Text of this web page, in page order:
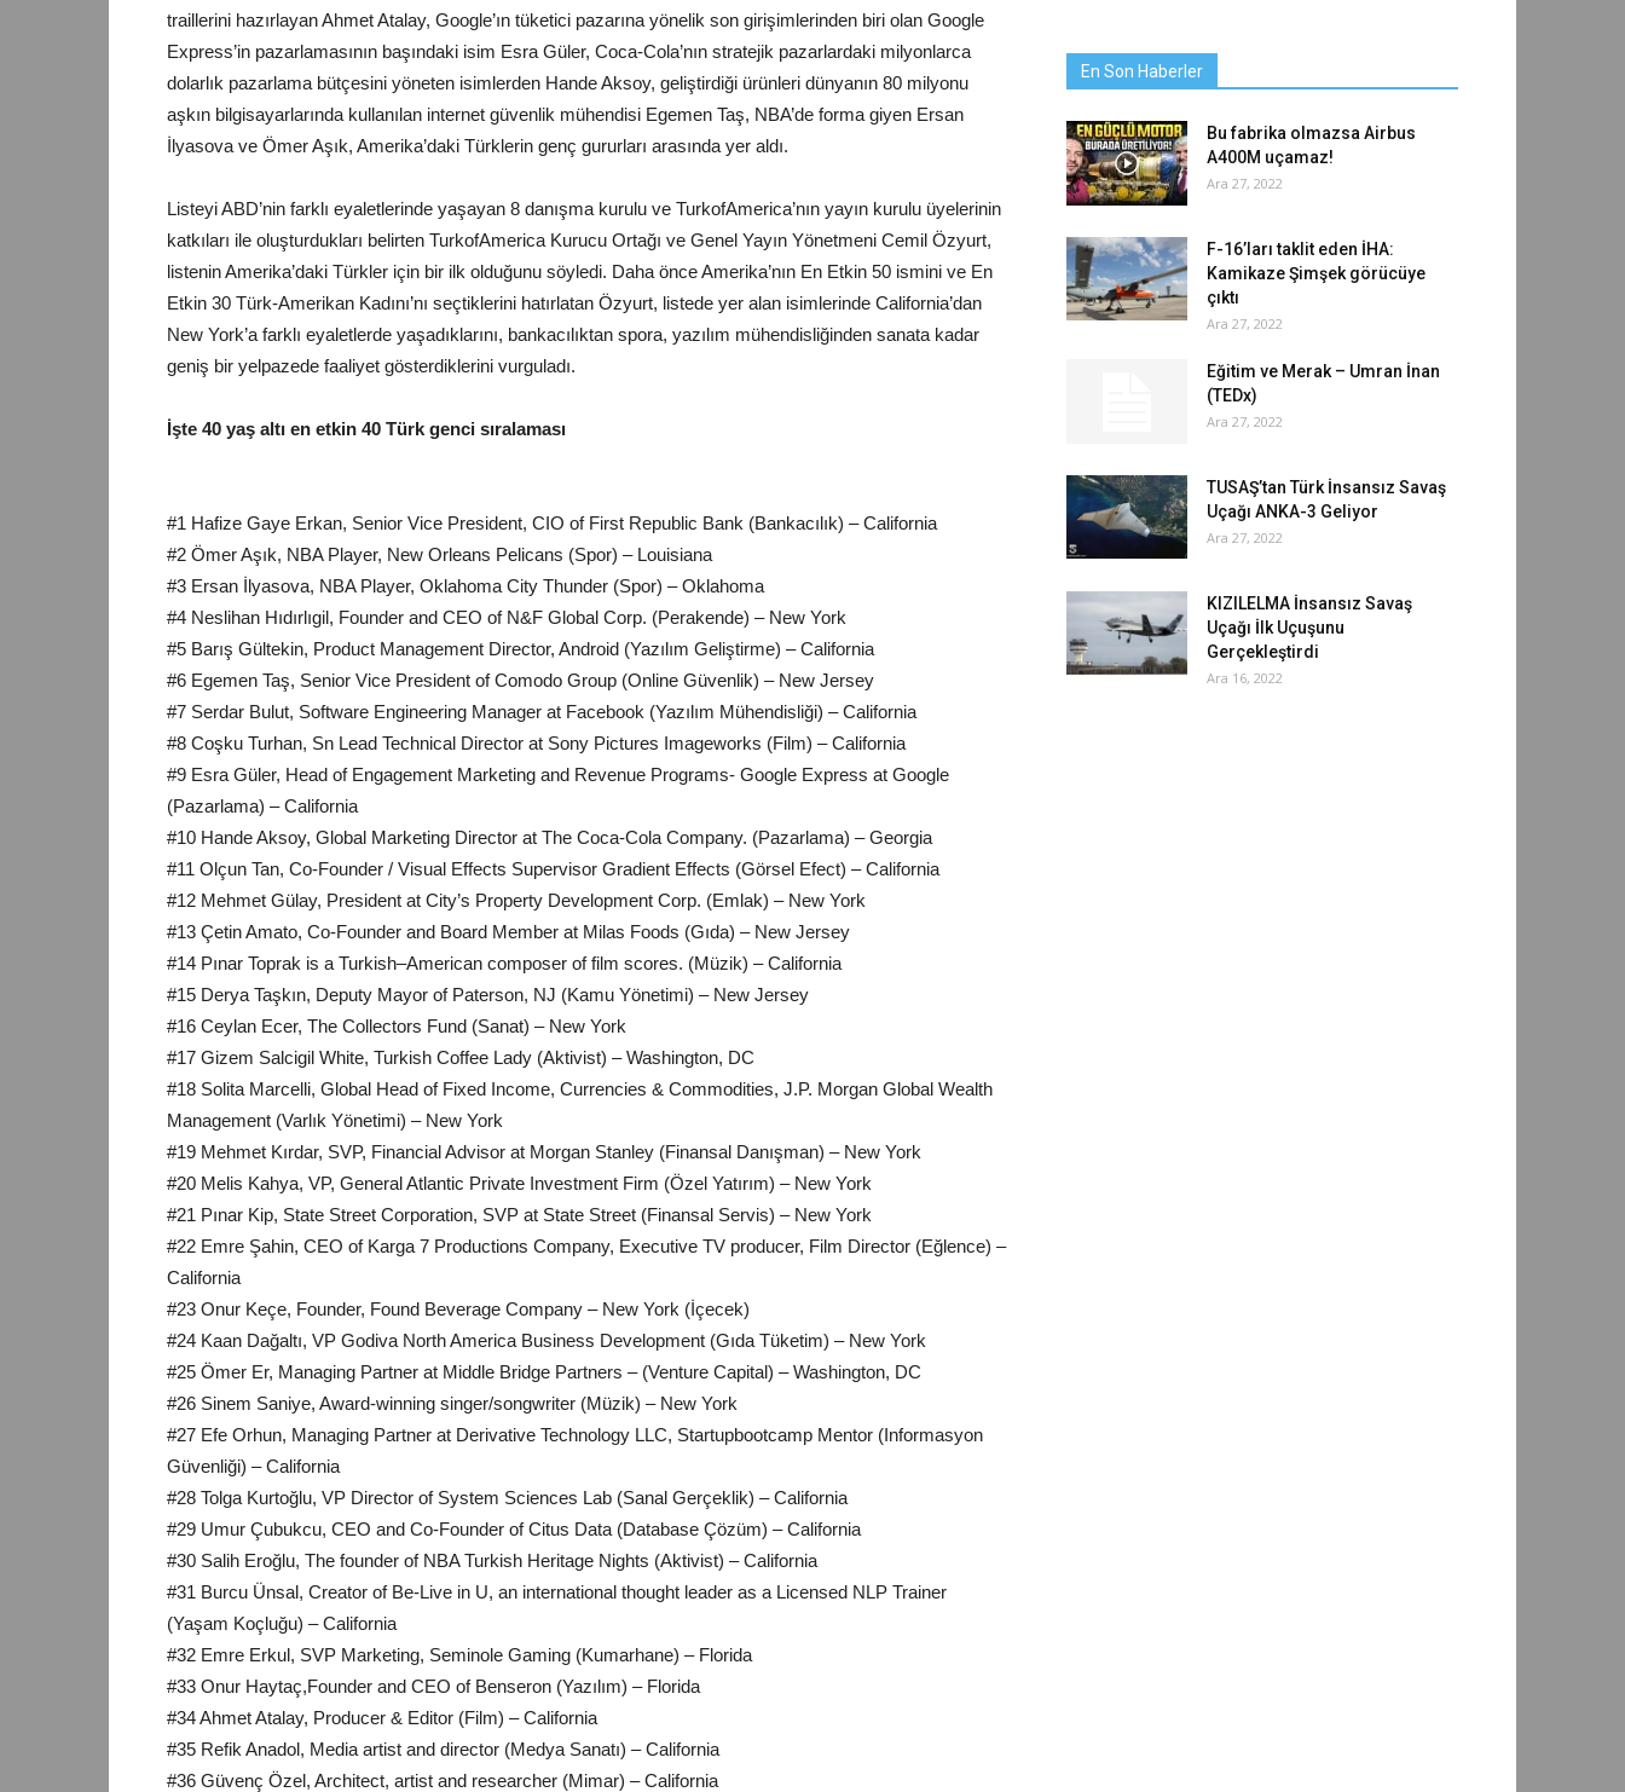
traillerini hazırlayan Ahmet Atalay, Google’ın tüketici pazarına yönelik son girişimlerinden biri olan Google
Express’in pazarlamasının başındaki isim Esra Güler, Coca-Cola’nın stratejik pazarlardaki milyonlarca
dolarlık pazarlama bütçesini yöneten isimlerden Hande Aksoy, geliştirdiği ürünleri dünyanın 80 milyonu
aşkın bilgisayarlarında kullanılan internet güvenlik mühendisi Egemen Taş, NBA’de forma giyen Ersan
İlyasova ve Ömer Aşık, Amerika’daki Türklerin genç gururları arasında yer aldı.
Listeyi ABD’nin farklı eyaletlerinde yaşayan 8 danışma kurulu ve TurkofAmerica’nın yayın kurulu üyelerinin
katkıları ile oluşturdukları belirten TurkofAmerica Kurucu Ortağı ve Genel Yayın Yönetmeni Cemil Özyurt,
listenin Amerika’daki Türkler için bir ilk olduğunu söyledi. Daha önce Amerika’nın En Etkin 50 ismini ve En
Etkin 30 Türk-Amerikan Kadını’nı seçtiklerini hatırlatan Özyurt, listede yer alan isimlerinde California’dan
New York’a farklı eyaletlerde yaşadıklarını, bankacılıktan spora, yazılım mühendisliğinden sanata kadar
geniş bir yelpazede faaliyet gösterdiklerini vurguladı.
İşte 40 yaş altı en etkin 40 Türk genci sıralaması
#1 Hafize Gaye Erkan, Senior Vice President, CIO of First Republic Bank (Bankacılık) – California
#2 Ömer Aşık, NBA Player, New Orleans Pelicans (Spor) – Louisiana
#3 Ersan İlyasova, NBA Player, Oklahoma City Thunder (Spor) – Oklahoma
#4 Neslihan Hıdırlıgil, Founder and CEO of N&F Global Corp. (Perakende) – New York
#5 Barış Gültekin, Product Management Director, Android (Yazılım Geliştirme) – California
#6 Egemen Taş, Senior Vice President of Comodo Group (Online Güvenlik) – New Jersey
#7 Serdar Bulut, Software Engineering Manager at Facebook (Yazılım Mühendisliği) – California
#8 Coşku Turhan, Sn Lead Technical Director at Sony Pictures Imageworks (Film) – California
#9 Esra Güler, Head of Engagement Marketing and Revenue Programs- Google Express at Google
(Pazarlama) – California
#10 Hande Aksoy, Global Marketing Director at The Coca-Cola Company. (Pazarlama) – Georgia
#11 Olçun Tan, Co-Founder / Visual Effects Supervisor Gradient Effects (Görsel Efect) – California
#12 Mehmet Gülay, President at City’s Property Development Corp. (Emlak) – New York
#13 Çetin Amato, Co-Founder and Board Member at Milas Foods (Gıda) – New Jersey
#14 Pınar Toprak is a Turkish–American composer of film scores. (Müzik) – California
#15 Derya Taşkın, Deputy Mayor of Paterson, NJ (Kamu Yönetimi) – New Jersey
#16 Ceylan Ecer, The Collectors Fund (Sanat) – New York
#17 Gizem Salcigil White, Turkish Coffee Lady (Aktivist) – Washington, DC
#18 Solita Marcelli, Global Head of Fixed Income, Currencies & Commodities, J.P. Morgan Global Wealth
Management (Varlık Yönetimi) – New York
#19 Mehmet Kırdar, SVP, Financial Advisor at Morgan Stanley (Finansal Danışman) – New York
#20 Melis Kahya, VP, General Atlantic Private Investment Firm (Özel Yatırım) – New York
#21 Pınar Kip, State Street Corporation, SVP at State Street (Finansal Servis) – New York
#22 Emre Şahin, CEO of Karga 7 Productions Company, Executive TV producer, Film Director (Eğlence) –
California
#23 Onur Keçe, Founder, Found Beverage Company – New York (İçecek)
#24 Kaan Dağaltı, VP Godiva North America Business Development (Gıda Tüketim) – New York
#25 Ömer Er, Managing Partner at Middle Bridge Partners – (Venture Capital) – Washington, DC
#26 Sinem Saniye, Award-winning singer/songwriter (Müzik) – New York
#27 Efe Orhun, Managing Partner at Derivative Technology LLC, Startupbootcamp Mentor (Informasyon
Güvenliği) – California
#28 Tolga Kurtoğlu, VP Director of System Sciences Lab (Sanal Gerçeklik) – California
#29 Umur Çubukcu, CEO and Co-Founder of Citus Data (Database Çözüm) – California
#30 Salih Eroğlu, The founder of NBA Turkish Heritage Nights (Aktivist) – California
#31 Burcu Ünsal, Creator of Be-Live in U, an international thought leader as a Licensed NLP Trainer
(Yaşam Koçluğu) – California
#32 Emre Erkul, SVP Marketing, Seminole Gaming (Kumarhane) – Florida
#33 Onur Haytaç,Founder and CEO of Benseron (Yazılım) – Florida
#34 Ahmet Atalay, Producer & Editor (Film) – California
#35 Refik Anadol, Media artist and director (Medya Sanatı) – California
#36 Güvenç Özel, Architect, artist and researcher (Mimar) – California
En Son Haberler
Bu fabrika olmazsa Airbus
A400M uçamaz!
Ara 27, 2022
F-16’ları taklit eden İHA:
Kamikaze Şimşek görücüye
çıktı
Ara 27, 2022
Eğitim ve Merak – Umran İnan
(TEDx)
Ara 27, 2022
TUSAŞ’tan Türk İnsansız Savaş
Uçağı ANKA-3 Geliyor
Ara 27, 2022
KIZILELMA İnsansız Savaş
Uçağı İlk Uçuşunu
Gerçekleştirdi
Ara 16, 2022